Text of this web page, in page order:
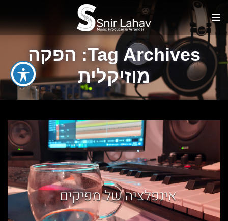
Tag Archives: הפקה
מוזיקלית